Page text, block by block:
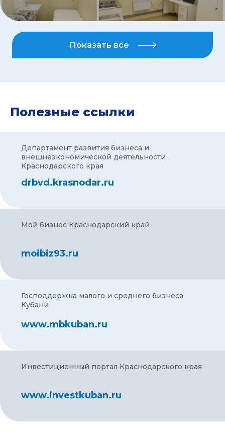
Показать все
Полезные ссылки
Департамент развития бизнеса и
внешнеэкономической деятельности
Краснодарского края
drbvd.krasnodar.ru
Мой бизнес Краснодарский край
moibiz93.ru
Господдержка малого и среднего бизнеса
Кубани
www.mbkuban.ru
Инвестиционный портал Краснодарского края
www.investkuban.ru